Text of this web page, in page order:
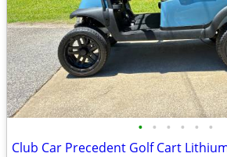
• • • • • •
Club Car Precedent Golf Cart